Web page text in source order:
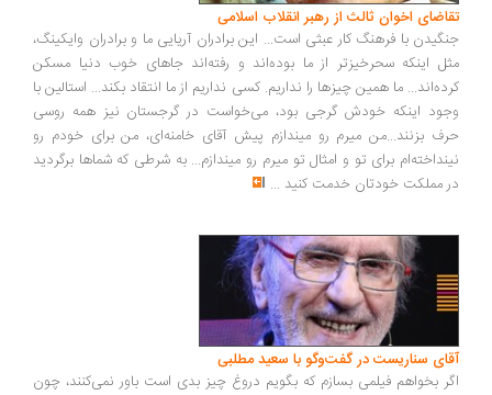
اخوان ثالث از رهبر انقلاب اسلامی
با فرهنگ کار عبثی است... این برادران آریایی ما و برادران وایکینگ،
اینکه سحرخیزتر از ما بوده‌اند و رفته‌اند جاهای خوب دنیا مسکن
ما همین چیزها را نداریم. کسی نداریم از ما انتقاد بکند... استالین با
اینکه خودش گرجی بود، می‌خواست در گرجستان نیز همه روسی
بزنند...من میرم رو میندازم پیش آقای خامنه‌ای، من برای خودم رو
برای تو و امثال تو میرم رو میندازم... به شرطی که شماها برگردید
مملکت خودتان خدمت کنید...
سناریست در گفت‌وگو با سعید مطلبی
بخواهم فیلمی بسازم که بگویم دروغ چیز بدی است باور نمی‌کنند، چون